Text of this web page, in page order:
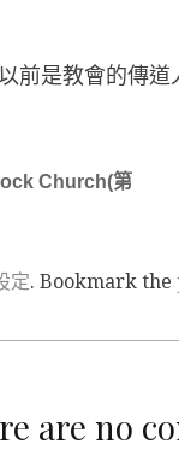
前是教會的傳
Church(第
定. Bookmark the
are no